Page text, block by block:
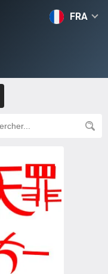
FRA